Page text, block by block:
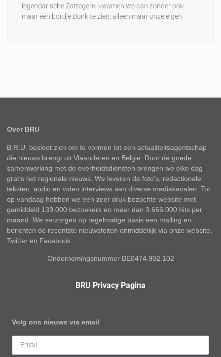
legendarische Zottegem, kwamen we aan zonder ook
maar één bordje Dunk te zien, alleen maar onze eigen
Over BRU
B.R.U. besloot zich om te vormen tot een actualiteitsagentschap
die nieuws brengt uit Vlaanderen en België. Door de goede
samenwerking met de overheidsdiensten brengen we elke dag
gratis het regionale nieuws. We leveren de foto’s, redactionele
teksten, audio en video interviews aan diverse mediakanalen. Tot
op vandaag hebben we een zeer druk bezochte website met
gemiddeld 139.000 bezoekers en meer dan 3.666.000 hits per
maand. We verzorgen op regelmatige basis een mailing en
berichten de recentste nieuwsfeiten onmiddellijk via onze website,
Twitter en Facebook
Ondernemingsnummer BE0474.902.102
BRU Privacy Pagina
Volg ons nieuws via email